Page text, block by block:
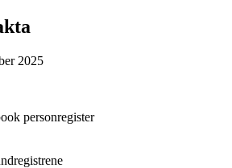
2025
personregister